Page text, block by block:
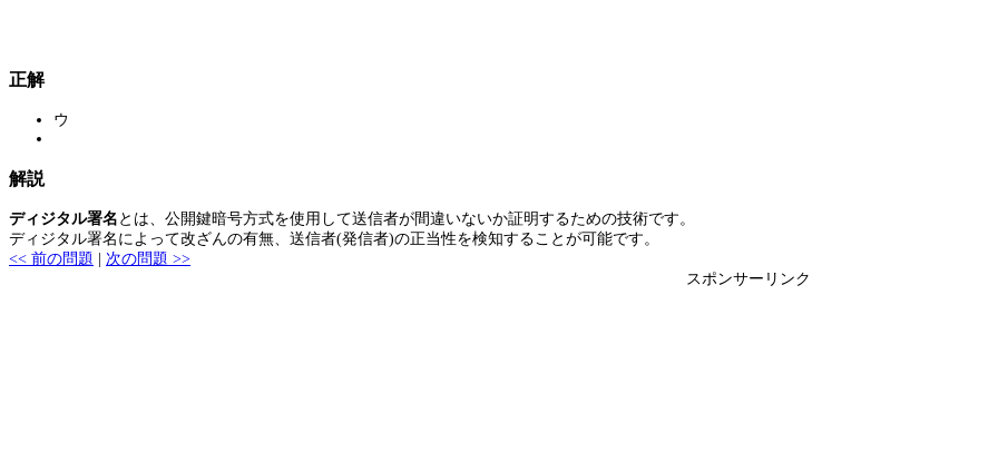
正解
ウ
解説
ディジタル署名 とは、公開鍵暗号方式を使用して送信者が間違いないか証明するための技術です。
ディジタル署名によって改ざんの有無、送信者(発信者)の正当性を検知することが可能です。
<< 前の問題
次の問題 >>
スポンサーリンク